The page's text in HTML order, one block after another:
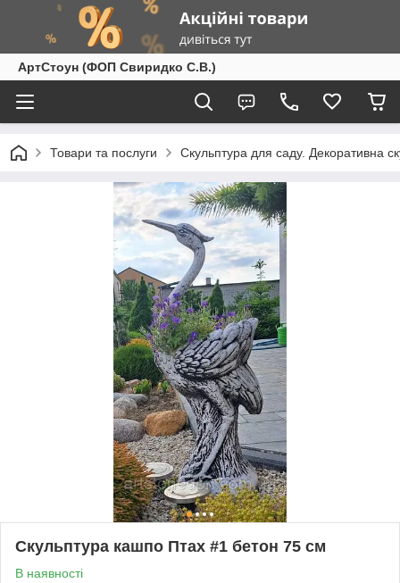
АртСтоун (ФОП Свиридко С.В.)
Товари та послуги Скульптура для саду. Декоративна
Скульптура кашпо Птах #1 бетон 75 см
В наявності